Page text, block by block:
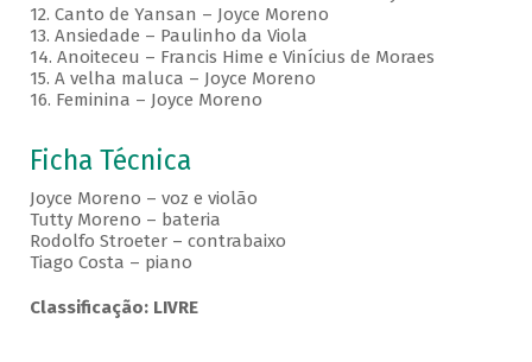
12. Canto de Yansan – Joyce Moreno
13. Ansiedade – Paulinho da Viola
14. Anoiteceu – Francis Hime e Vinícius de Moraes
15. A velha maluca – Joyce Moreno
16. Feminina – Joyce Moreno
Ficha Técnica
Joyce Moreno – voz e violão
Tutty Moreno – bateria
Rodolfo Stroeter – contrabaixo
Tiago Costa – piano
Classificação: LIVRE